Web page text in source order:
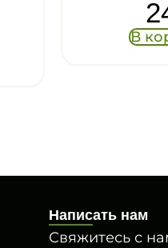
Написать нам
Свяжитесь с